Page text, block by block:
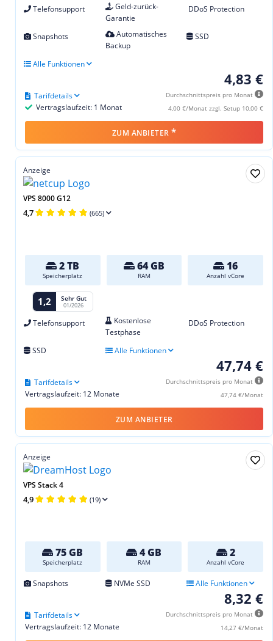
Telefonsupport
Geld-zurück-
Garantie
DDoS Protection
Snapshots
Automatisches
Backup
SSD
Alle Funktionen
4,83 €
Durchschnittspreis pro Monat
4,00 €/Monat zzgl. Setup 10,00 €
Vertragslaufzeit: 1 Monat
Tarifdetails
ZUM ANBIETER *
Anzeige
VPS 8000 G12
4,7 (665)
2 TB
Speicherplatz
64 GB
RAM
16
Anzahl vCore
1,2 Sehr Gut
01/2026
Telefonsupport
Kostenlose
Testphase
DDoS Protection
SSD Alle Funktionen
47,74 €
Durchschnittspreis pro Monat
47,74 €/Monat
Vertragslaufzeit: 12 Monate
Tarifdetails
ZUM ANBIETER
Anzeige
VPS Stack 4
4,9 (19)
75 GB
Speicherplatz
4 GB
RAM
2
Anzahl vCore
Snapshots NVMe SSD Alle Funktionen
8,32 €
Durchschnittspreis pro Monat
14,27 €/Monat
Vertragslaufzeit: 12 Monate
Tarifdetails